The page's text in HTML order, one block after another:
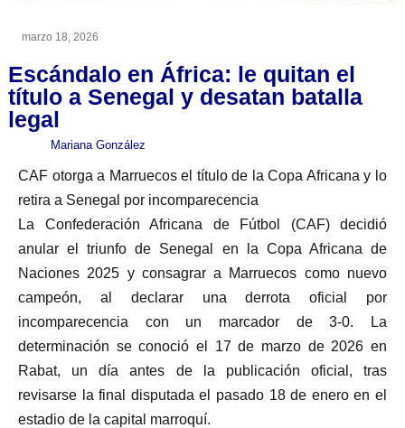
marzo 18, 2026
Escándalo en África: le quitan el
título a Senegal y desatan batalla
legal
Mariana González
CAF otorga a Marruecos el título de la Copa Africana y lo
retira a Senegal por incomparecencia
La Confederación Africana de Fútbol (CAF) decidió
anular el triunfo de Senegal en la Copa Africana de
Naciones 2025 y consagrar a Marruecos como nuevo
campeón, al declarar una derrota oficial por
incomparecencia con un marcador de 3-0. La
determinación se conoció el 17 de marzo de 2026 en
Rabat, un día antes de la publicación oficial, tras
revisarse la final disputada el pasado 18 de enero en el
estadio de la capital marroquí.